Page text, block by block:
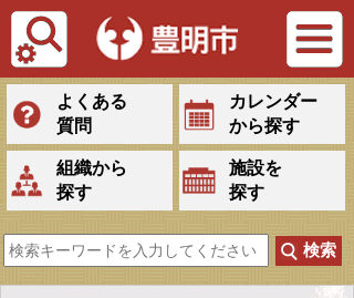
Tiếng Việt
よくある
質問
カレンダー
から探す
組織から
探す
施設を
探す